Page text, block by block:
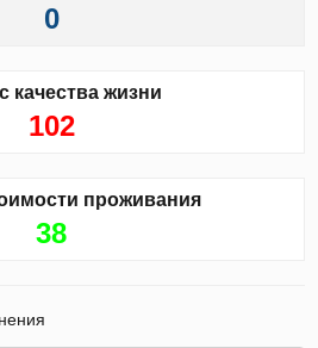
0
качества жизни
102
проживания
38